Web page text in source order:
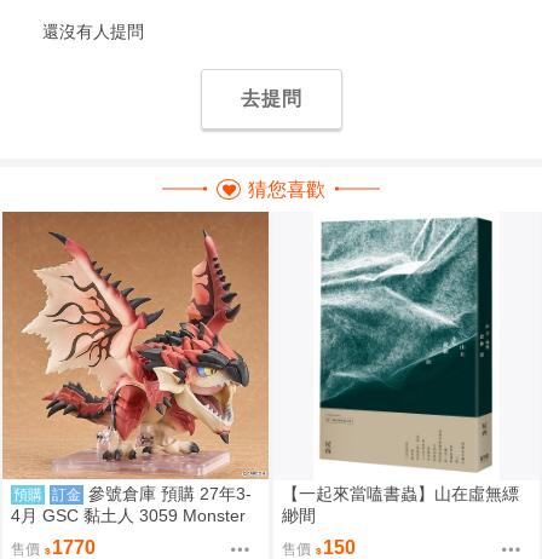
還沒有人提問
去提問
猜您喜歡
預購 訂金 參號倉庫 預購 27年3-
4月 GSC 黏土人 3059 Monster
Hunter 魔物獵人 火龍 雄火龍 9/7
售價 1770
【一起來當嗑書蟲】山在虛無縹
緲間
售價 150